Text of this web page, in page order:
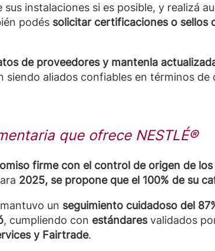
instalaciones si es posible, y realizá
podés solicitar certificaciones o sellos
de proveedores y mantenla
siendo aliados confiables en términos
que ofrece NESTLÉ®
firme con el control de origen de
2025, se propone que el 100% de su
un seguimiento cuidadoso del
, cumpliendo con estándaresvalidados
y Fairtrade.